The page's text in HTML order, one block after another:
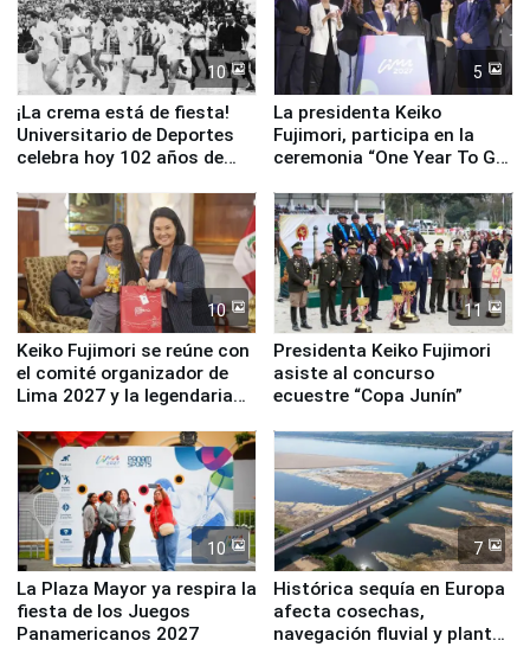
10
¡La crema está de fiesta!
Universitario de Deportes
celebra hoy 102 años de
5
La presidenta Keiko
Fujimori, participa en la
ceremonia “One Year To Go
10
Keiko Fujimori se reúne con
el comité organizador de
Lima 2027 y la legendaria
11
Presidenta Keiko Fujimori
asiste al concurso
ecuestre “Copa Junín”
10
La Plaza Mayor ya respira la
fiesta de los Juegos
Panamericanos 2027
7
Histórica sequía en Europa
afecta cosechas,
navegación fluvial y plantas